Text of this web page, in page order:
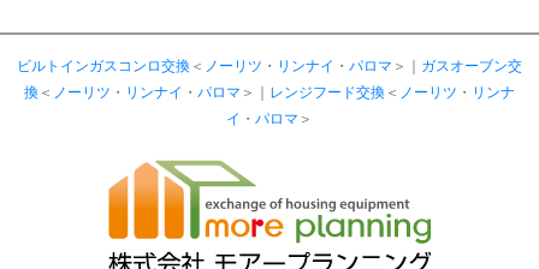
ビルトインガスコンロ交換 ＜ ノーリツ ・ リンナイ ・ パロマ ＞｜ ガスオーブン交
換 ＜ ノーリツ ・ リンナイ ・ パロマ ＞｜ レンジフード交換 ＜ ノーリツ ・ リンナ
イ ・ パロマ ＞